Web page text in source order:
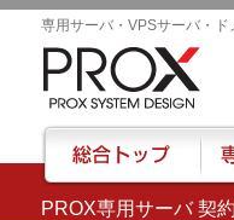
PROX専用サーバ 契
専用サーバ・VPSサーバ・